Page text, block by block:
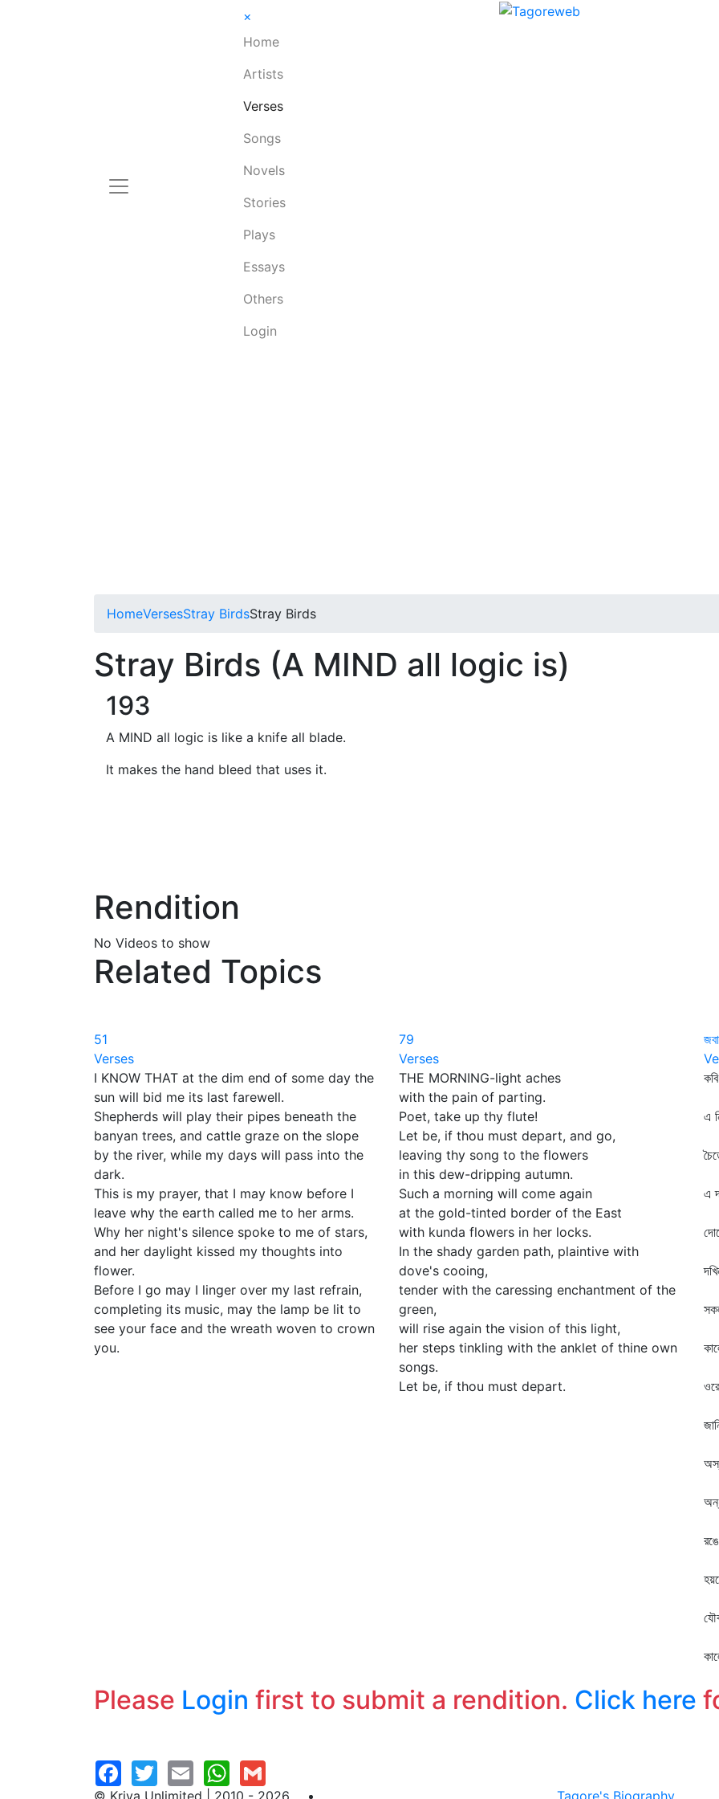
×
Home
Artists
Verses
Songs
Novels
Stories
Plays
Essays
Others
Login
HomeVersesStray BirdsStray Birds
Stray Birds (A MIND all logic is)
193
A MIND all logic is like a knife all blade.
It makes the hand bleed that uses it.
Rendition
No Videos to show
Related Topics
51
Verses
I KNOW THAT at the dim end of some day the
sun will bid me its last farewell.
Shepherds will play their pipes beneath the
banyan trees, and cattle graze on the slope
by the river, while my days will pass into the
dark.
This is my prayer, that I may know before I
leave why the earth called me to her arms.
Why her night's silence spoke to me of stars,
and her daylight kissed my thoughts into
flower.
Before I go may I linger over my last refrain,
completing its music, may the lamp be lit to
see your face and the wreath woven to crown
you.
79
Verses
THE MORNING-light aches
with the pain of parting.
Poet, take up thy flute!
Let be, if thou must depart, and go,
leaving thy song to the flowers
in this dew-dripping autumn.
Such a morning will come again
at the gold-tinted border of the East
with kunda flowers in her locks.
In the shady garden path, plaintive with
dove's cooing,
tender with the caressing enchantment of the
green,
will rise again the vision of this light,
her steps tinkling with the anklet of thine own
songs.
Let be, if thou must depart.
এ
এ
Please Login first to submit a rendition. Click here
© Kriya Unlimited | 2010 - 2026 Tagore's Biography